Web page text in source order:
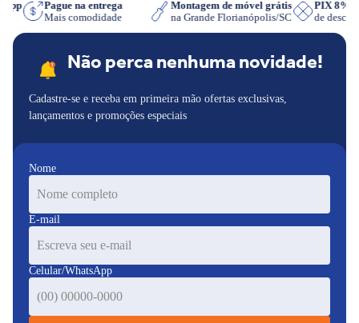
Pague na entrega
Mais comodidade
Montagem de móvel grátis
na Grande Florianópolis/SC
PIX 8%
de
Não perca nenhuma novidade!
Cadastre-se e receba em primeira mão ofertas exclusivas,
lançamentos e promoções especiais
Nome
E-mail
Celular/WhatsApp